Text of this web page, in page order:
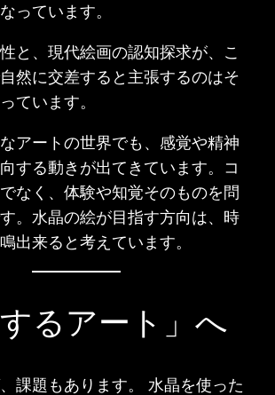
っています。
と、現代絵画の認知探求が、こ
然に交差すると主張するのはそ
ています。
アートの世界でも、感覚や精神
する動きが出てきています。コ
なく、体験や知覚そのものを問
。水晶の絵が目指す方向は、時
出来ると考えています。
するアート」へ
課題もあります。 水晶を使った